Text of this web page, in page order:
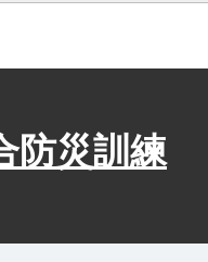
防災訓練